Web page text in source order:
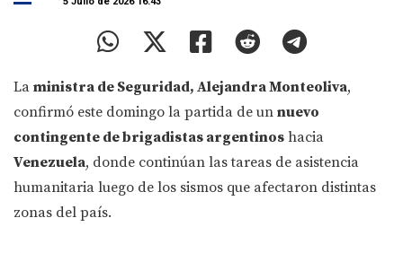
La ministra de Seguridad, Alejandra Monteoliva,
confirmó este domingo la partida de un nuevo
contingente de brigadistas argentinos hacia
Venezuela, donde continúan las tareas de asistencia
humanitaria luego de los sismos que afectaron distintas
zonas del país.